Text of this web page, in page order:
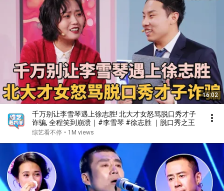
16:02
千万别让李雪琴遇上徐志胜! 北大才女怒骂脱口秀才子
诈骗, 全程笑到崩溃｜#李雪琴 #徐志胜 ｜脱口秀之王
综艺看不停 • 1M views